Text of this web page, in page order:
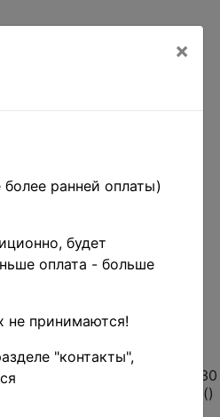
2026
и оплаченные с 30
2 января будут отправлены()
×
ранней оплаты)
будет
оплата - больше
не принимаются!
"контакты",